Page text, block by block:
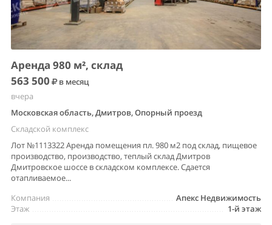
Аренда 980 м², склад
563 500
в месяц
вчера
Московская область, Дмитров, Опорный проезд
Складской комплекс
Лот №1113322 Аренда помещения пл. 980 м2 под склад, пищевое
производство, производство, теплый склад Дмитров
Дмитровское шоссе в складском комплексе. Сдается
отапливаемое...
Апекс Недвижимость
Компания
1-й этаж
Этаж